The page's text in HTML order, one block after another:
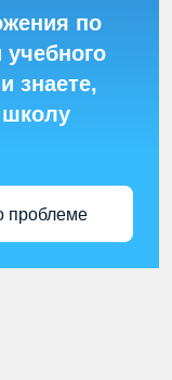
по
учебного
знаете,
школу
проблеме